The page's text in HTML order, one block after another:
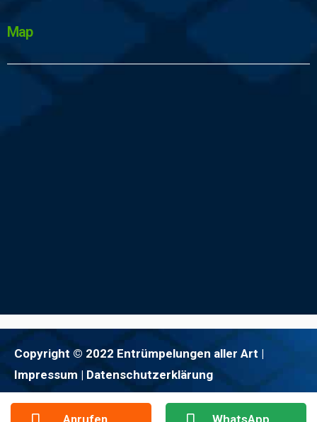
Map
Copyright © 2022 Entrümpelungen aller Art |
Impressum | Datenschutzerklärung
Anrufen WhatsApp